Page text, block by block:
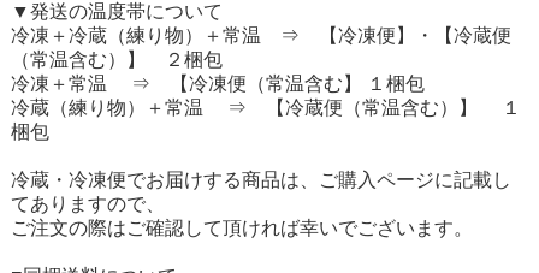
▼発送の温度帯について
冷凍＋冷蔵（練り物）＋常温 ⇒ 【冷凍便】・【冷蔵便
（常温含む）】 ２梱包
冷凍＋常温 ⇒ 【冷凍便（常温含む】 １梱包
冷蔵（練り物）＋常温 ⇒ 【冷蔵便（常温含む）】 １
梱包
冷蔵・冷凍便でお届けする商品は、ご購入ページに記載し
てありますので、
ご注文の際はご確認して頂ければ幸いでございます。